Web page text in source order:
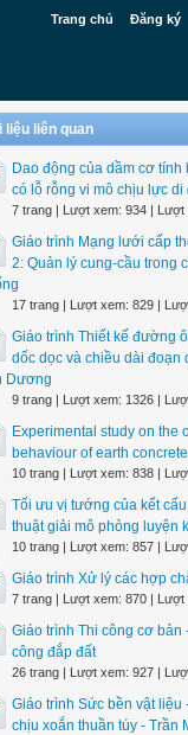
Trang chủ Đăng ký
liệu liên quan
Dao động của dầm cơ tính
có lỗ rỗng vi mô chịu lực di
7 trang | Lượt xem: 934 | Lượt
Giáo trình Mạng lưới cấp
2: Quản lý cung-cầu trong
17 trang | Lượt xem: 829 |
Giáo trình Thiết kế đường
dốc dọc và chiều dài đoạn
Dương
9 trang | Lượt xem: 1326 |
Experimental study on the
behaviour of earth concrete
10 trang | Lượt xem: 838 |
Tối ưu vị tướng của kết
thuật giải mô phỏng luyện
10 trang | Lượt xem: 857 |
Giáo trình Xử lý các hợp
7 trang | Lượt xem: 870 | Lượt
Giáo trình Thi công cơ bản
công đắp đất
26 trang | Lượt xem: 927 |
Giáo trình Sức bền vật liệu
chịu xoắn thuần túy - Trần